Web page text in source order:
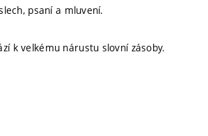
poslech, psaní a mluvení.
k velkému nárustu slovní zásoby.